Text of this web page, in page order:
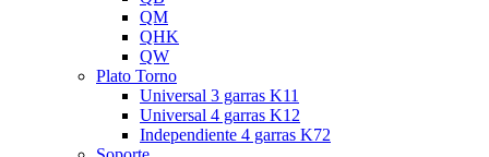
QM
QHK
QW
Plato Torno
Universal 3 garras K11
Universal 4 garras K12
Independiente 4 garras K72